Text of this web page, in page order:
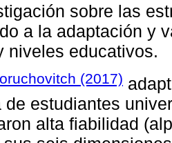
sobre las
a la adaptación y
niveles educativos.
(2017)
de estudiantes
alta fiabilidad